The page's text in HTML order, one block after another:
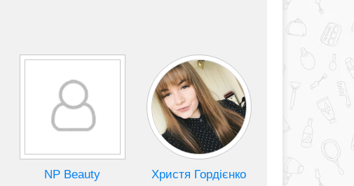
NP Beauty Христя Гордієнко